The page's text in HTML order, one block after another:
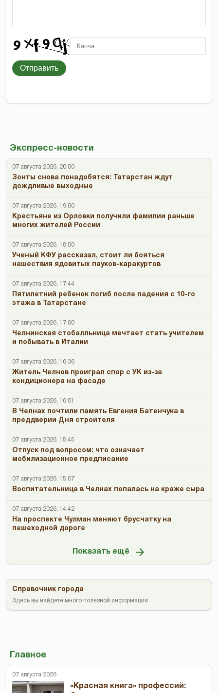
Экспресс-новости
07 августа 2026, 20:00
Зонты снова понадобятся: Татарстан ждут
дождливые выходные
07 августа 2026, 19:00
Крестьяне из Орловки получили фамилии раньше
многих жителей России
07 августа 2026, 18:00
Ученый КФУ рассказал, стоит ли бояться
нашествия ядовитых пауков-каракуртов
07 августа 2026, 17:44
Пятилетний ребенок погиб после падения с 10-го
этажа в Татарстане
07 августа 2026, 17:00
Челнинская стобалльница мечтает стать учителем
и побывать в Италии
07 августа 2026, 16:36
Житель Челнов проиграл спор с УК из-за
кондиционера на фасаде
07 августа 2026, 16:01
В Челнах почтили память Евгения Батенчука в
преддверии Дня строителя
07 августа 2026, 15:45
Отпуск под вопросом: что означает
мобилизационное предписание
07 августа 2026, 15:07
Воспитательница в Челнах попалась на краже сыра
07 августа 2026, 14:42
На проспекте Чулман меняют брусчатку на
пешеходной дороге
Показать ещё
Справочник города
Здесь вы найдете много полезной информации
Главное
07 августа 2026
«Красная книга» профессий:
Отправить